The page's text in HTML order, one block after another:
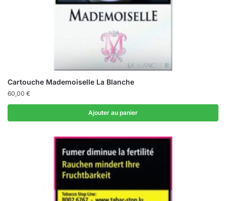
Cartouche Mademoiselle La Blanche
60,00 €
Ajouter au panier